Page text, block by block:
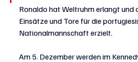
Ronaldo hat Weltruhm erlangt und
Einsätze und Tore für die
Nationalmannschaft erzielt.
Am 5. Dezember werden im